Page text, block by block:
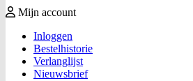
Mijn account
Inloggen
Bestelhistorie
Verlanglijst
Nieuwsbrief